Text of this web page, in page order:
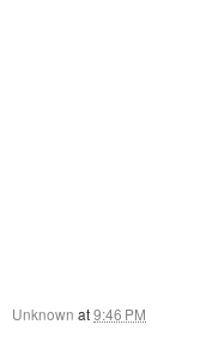
Unknown at9:46 PM